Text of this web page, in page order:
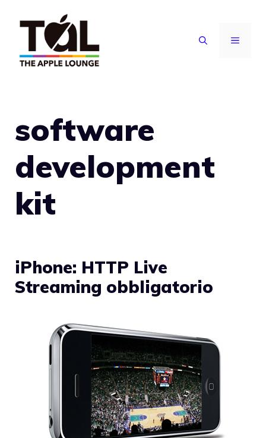
contenuto
MENU
software
development
kit
iPhone: HTTP Live
Streaming obbligatorio